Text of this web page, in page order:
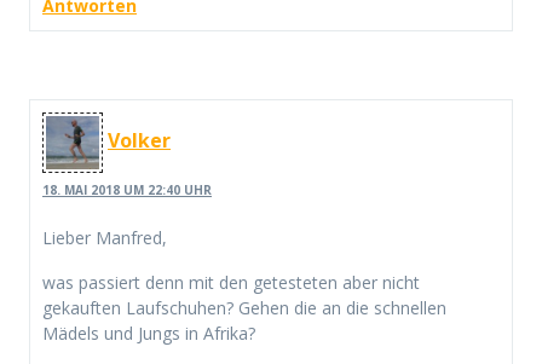
Antworten
Volker
18. MAI 2018 UM 22:40 UHR
Lieber Manfred,
was passiert denn mit den getesteten aber nicht
gekauften Laufschuhen? Gehen die an die schnellen
Mädels und Jungs in Afrika?